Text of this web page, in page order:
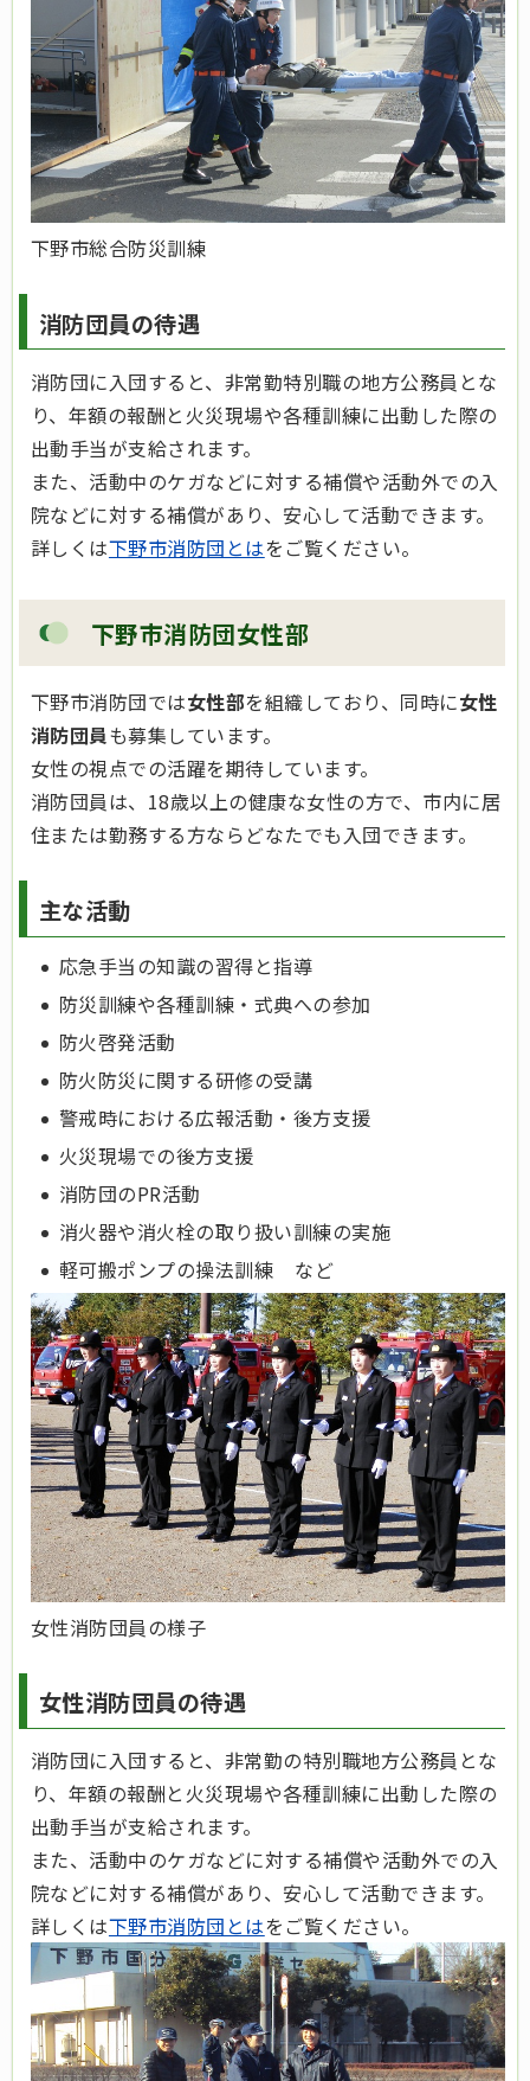
下野市総合防災訓練
消防団員の待遇
消防団に入団すると、非常勤特別職の地方公務員とな
り、年額の報酬と火災現場や各種訓練に出動した際の
出動手当が支給されます。
また、活動中のケガなどに対する補償や活動外での入
院などに対する補償があり、安心して活動できます。
詳しくは下野市消防団とはをご覧ください。
下野市消防団女性部
下野市消防団では女性部を組織しており、同時に女性
消防団員も募集しています。
女性の視点での活躍を期待しています。
消防団員は、18歳以上の健康な女性の方で、市内に居
住または勤務する方ならどなたでも入団できます。
主な活動
応急手当の知識の習得と指導
防災訓練や各種訓練・式典への参加
防火啓発活動
防火防災に関する研修の受講
警戒時における広報活動・後方支援
火災現場での後方支援
消防団のPR活動
消火器や消火栓の取り扱い訓練の実施
軽可搬ポンプの操法訓練 など
女性消防団員の様子
女性消防団員の待遇
消防団に入団すると、非常勤の特別職地方公務員とな
り、年額の報酬と火災現場や各種訓練に出動した際の
出動手当が支給されます。
また、活動中のケガなどに対する補償や活動外での入
院などに対する補償があり、安心して活動できます。
詳しくは下野市消防団とはをご覧ください。